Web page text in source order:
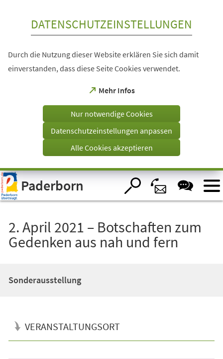
Visuelle
Assistenzsoftware
öffnen.
DATENSCHUTZEINSTELLUNGEN
Durch die Nutzung dieser Website erklären Sie sich damit
einverstanden, dass diese Seite Cookies verwendet.
Mehr Infos
(Öffnet
einem
Tab)
Nur notwendige Cookies
Datenschutzeinstellungen anpassen
Alle Cookies akzeptieren
Paderborn
2. April 2021 – Botschaften zum
Gedenken aus nah und fern
Sonderausstellung
VERANSTALTUNGSORT